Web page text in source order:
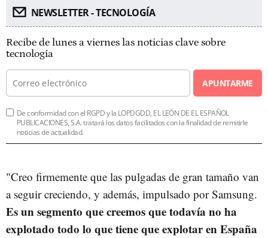
NEWSLETTER - TECNOLOGÍA
Recibe de lunes a viernes las noticias clave sobre
tecnología
APUNTARME
De conformidad con el RGPD y la LOPDGDD, EL LEÓN DE EL ESPAÑOL
PUBLICACIONES, S.A. tratará los datos facilitados con la finalidad de remitirle
noticias de actualidad.
"Creo firmemente que las pulgadas de gran tamaño van
a seguir creciendo, y además, impulsado por Samsung.
Es un segmento que creemos que todavía no ha
explotado todo lo que tiene que explotar en España